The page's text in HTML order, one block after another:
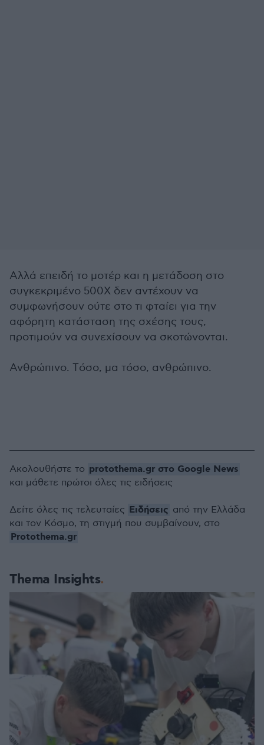
Αλλά επειδή το μοτέρ και η μετάδοση στο
συγκεκριμένο 500X δεν αντέχουν να
συμφωνήσουν ούτε στο τι φταίει για την
αφόρητη κατάσταση της σχέσης τους,
προτιμούν να συνεχίσουν να σκοτώνονται.
Ανθρώπινο. Tόσο, μα τόσο, ανθρώπινο.
Thema Insights
Ακολουθήστε το protothema.gr στο Google News
και μάθετε πρώτοι όλες τις ειδήσεις
Δείτε όλες τις τελευταίες Ειδήσεις από την Ελλάδα
και τον Κόσμο, τη στιγμή που συμβαίνουν, στο
Protothema.gr